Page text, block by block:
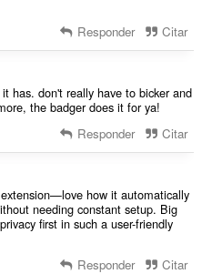
Responder Citar
has. don't really have to bicker and
the badger does it for ya!
Responder Citar
how it automatically
needing constant setup. Big
first in such a user-friendly
Responder Citar